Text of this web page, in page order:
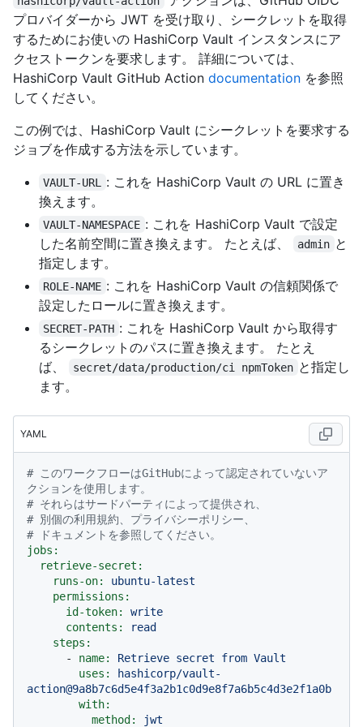
プロバイダーから JWT を受け取り、シークレットを取得
するためにお使いの HashiCorp Vault インスタンスにア
クセストークンを要求します。 詳細については、
HashiCorp Vault GitHub Action documentation を参照
してください。
この例では、HashiCorp Vault にシークレットを要求する
ジョブを作成する方法を示しています。
VAULT-URL
: これを HashiCorp Vault の URL に置き
換えます。
VAULT-NAMESPACE : これを HashiCorp Vault で設定
した名前空間に置き換えます。 たとえば、
admin と
指定します。
ROLE-NAME : これを HashiCorp Vault の信頼関係で
設定したロールに置き換えます。
SECRET-PATH : これを HashiCorp Vault から取得す
るシークレットのパスに置き換えます。 たとえ
ば、
secret/data/production/ci npmToken と指定し
ます。
YAML
# このワークフローはGitHubによって認定されていないア
クションを使用します。
# それらはサードパーティによって提供され、
# 別個の利用規約、プライバシーポリシー、
# ドキュメントを参照してください。
jobs:
retrieve-secret:
runs-on:
ubuntu-latest
permissions:
id-token:
write
contents:
read
steps:
-
name: Retrieve secret from Vault
uses:
hashicorp/vault-
action@9a8b7c6d5e4f3a2b1c0d9e8f7a6b5c4d3e2f1a0b
with:
method:
jwt